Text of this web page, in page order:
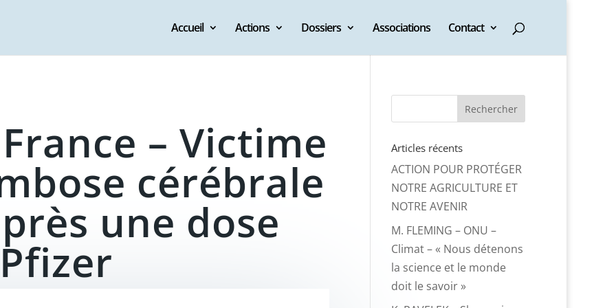
Accueil Actions Dossiers Associations Contact
– Victime
cérébrale
une dose
Pfizer
Articles récents
ACTION POUR PROTÉGER
NOTRE AGRICULTURE ET
NOTRE AVENIR
M. FLEMING – ONU –
Climat – « Nous détenons
la science et le monde
doit le savoir »